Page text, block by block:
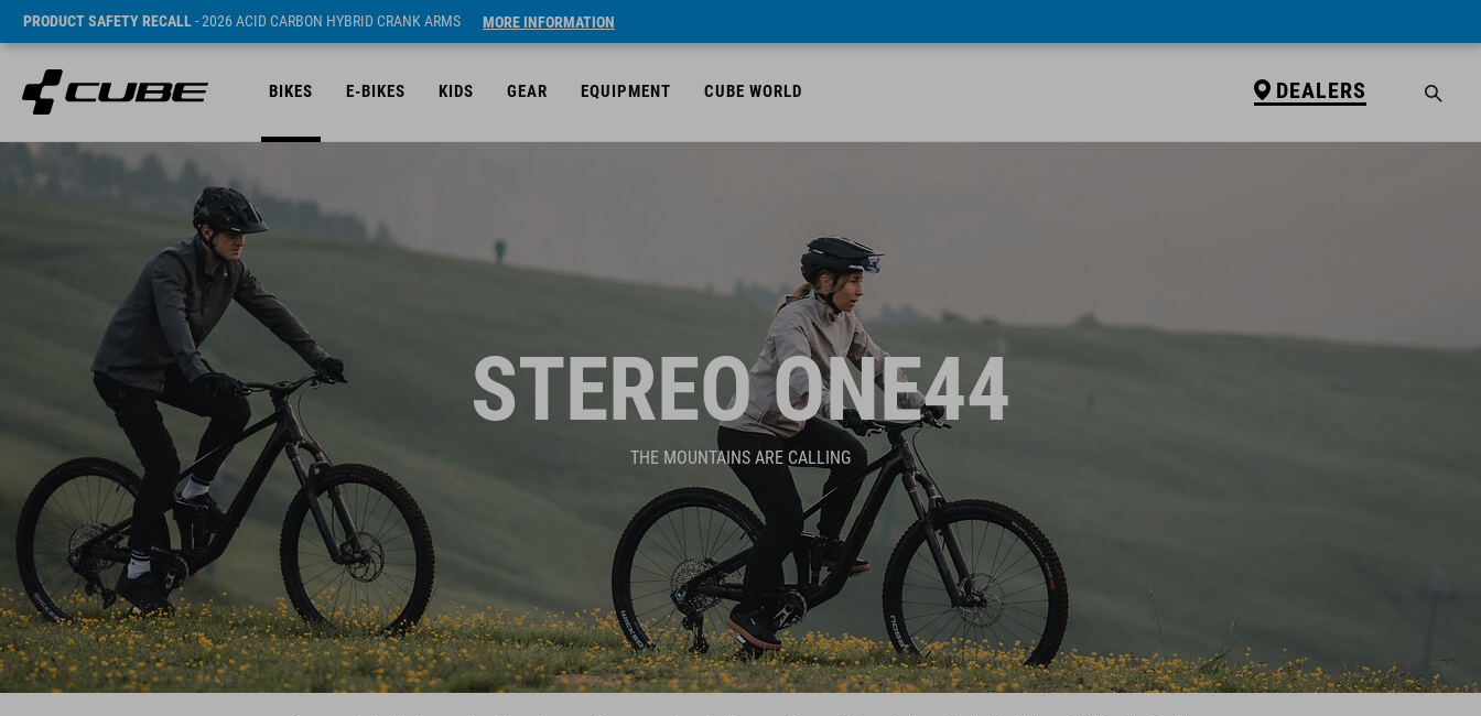
PRODUCT SAFETY RECALL- 2026 ACID CARBON HYBRID CRANK ARMS MORE INFORMATION
BIKES E-BIKES KIDS GEAR EQUIPMENT CUBE WORLD DEALERS
STEREO ONE44
THE MOUNTAINS ARE CALLING